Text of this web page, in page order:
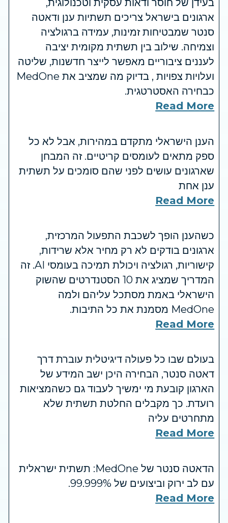
ארגונים בישראל צריכים תשתיות ענן ודאטה
סנטר שמבטיחות זמינות, עמידה ברגולציה
וצמיחה. שילוב בין תשתית מקומית יציבה
לעננים ציבוריים מאפשר לייצר חדשנות, שליטה
ועלויות צפויות , בדיוק מה שמציב את MedOne
כבחירה האסטרטגית.
Read More
הענן הישראלי מתקדם במהירות, אבל לא כל
ספק מתאים לעומסים קריטיים. זה המבחן
שארגונים עושים לפני שהם סומכים על תשתית
ענן אחת
Read More
כשהענן הופך לשכבת התפעול המרכזית,
ארגונים בודקים לא רק מחיר אלא שרידות,
קישוריות, רגולציה ויכולת תמיכה בעומסי AI. זה
המדריך שמציג את 10 הסטנדרטים שהשוק
הישראלי באמת מסתכל עליהם ולמה
MedOne מסמנת את כל התיבות.
Read More
בעולם שבו כל פעולה דיגיטלית עוברת דרך
דאטה סנטר, הבחירה היכן ישב המידע של
הארגון קובעת מי ימשיך לעבוד גם כשהמציאות
רועדת. כך מקבלים החלטת תשתית שלא
מתחרטים עליה
Read More
הדאטה סנטר של MedOne: תשתית ישראלית
עם לב ירוק וביצועים של 99.999%.
Read More